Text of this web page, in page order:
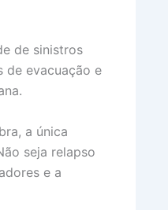
de sinistros
de evacuação e
a única
seja relapso
e a